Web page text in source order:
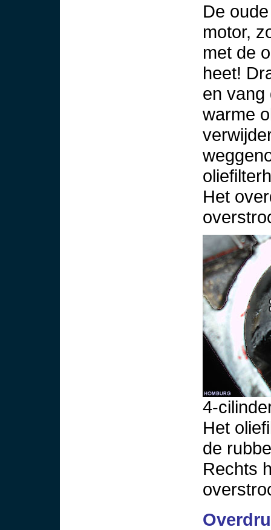
De
motor,
met de
heet!
en vang
warme
Het
4-
Het
de
Rechts